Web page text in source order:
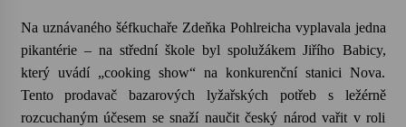
Na uznávaného šéfkuchaře Zdeňka Pohlreicha vyplavala jedna
pikantérie – na střední škole byl spolužákem Jiřího Babicy,
který uvádí „cooking show“ na konkurenční stanici Nova.
Tento prodavač bazarových lyžařských potřeb s ležérně
rozcuchaným účesem se snaží naučit český národ vařit v roli